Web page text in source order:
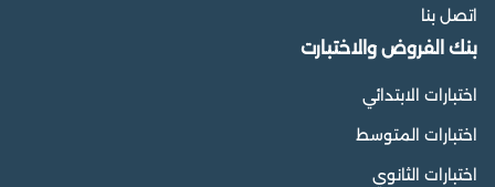
اتصل بنا
بنك الفروض والاختبارت
اختبارات الابتدائي
اختبارات المتوسط
اختبارات الثانوي